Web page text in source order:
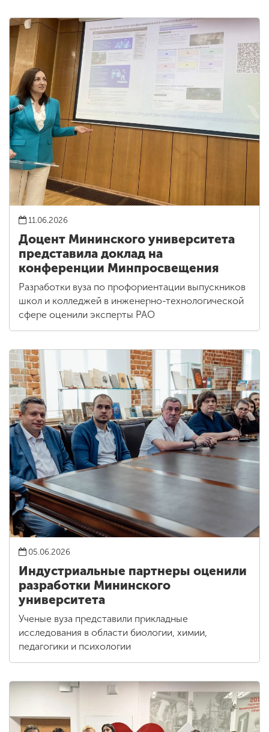
11.06.2026
Доцент Мининского университета
представила доклад на
конференции Минпросвещения
Разработки вуза по профориентации выпускников
школ и колледжей в инженерно-технологической
сфере оценили эксперты РАО
05.06.2026
Индустриальные партнеры оценили
разработки Мининского
университета
Ученые вуза представили прикладные
исследования в области биологии, химии,
педагогики и психологии